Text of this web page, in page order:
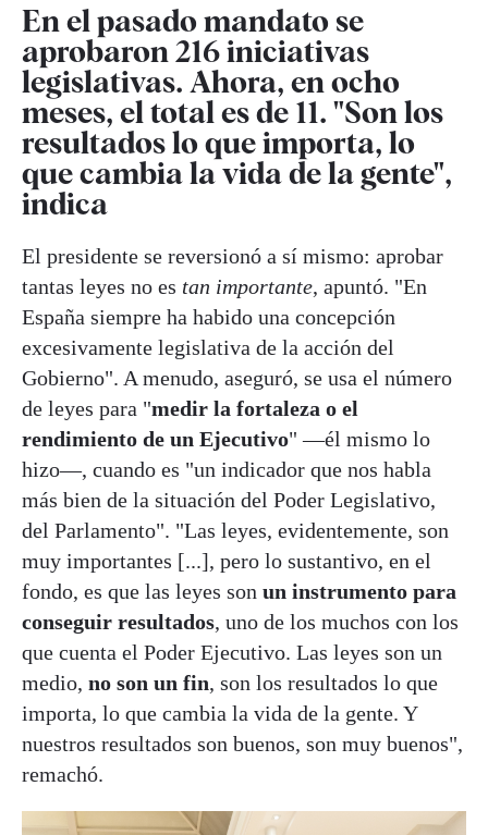
En el pasado mandato se
aprobaron 216 iniciativas
legislativas. Ahora, en ocho
meses, el total es de 11. "Son los
resultados lo que importa, lo
que cambia la vida de la gente",
indica
El presidente se reversionó a sí mismo: aprobar
tantas leyes no es tan importante, apuntó. "En
España siempre ha habido una concepción
excesivamente legislativa de la acción del
Gobierno". A menudo, aseguró, se usa el número
de leyes para "medir la fortaleza o el
rendimiento de un Ejecutivo" —él mismo lo
hizo—, cuando es "un indicador que nos habla
más bien de la situación del Poder Legislativo,
del Parlamento". "Las leyes, evidentemente, son
muy importantes [...], pero lo sustantivo, en el
fondo, es que las leyes son un instrumento para
conseguir resultados, uno de los muchos con los
que cuenta el Poder Ejecutivo. Las leyes son un
medio, no son un fin, son los resultados lo que
importa, lo que cambia la vida de la gente. Y
nuestros resultados son buenos, son muy buenos",
remachó.